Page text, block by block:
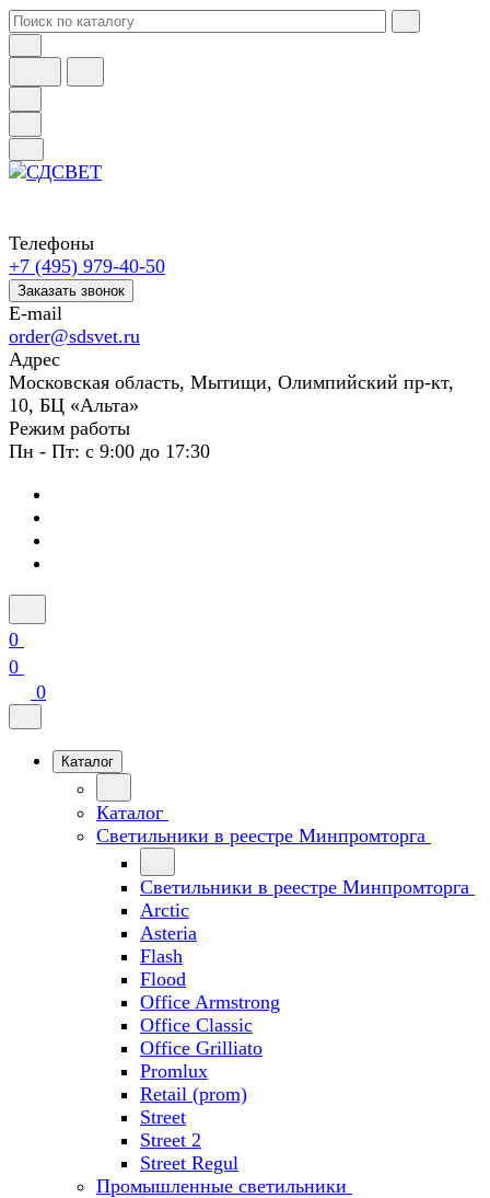
Телефоны
+7 (495) 979-40-50
Заказать звонок
E-mail
order@sdsvet.ru
Адрес
Московская область, Мытищи, Олимпийский пр-кт,
10, БЦ «Альта»
Режим работы
Пн - Пт: с 9:00 до 17:30
0
0
0
Каталог
Каталог
Светильники в реестре Минпромторга
Светильники в реестре Минпромторга
Arctic
Asteria
Flash
Flood
Office Armstrong
Office Classic
Office Grilliato
Promlux
Retail (prom)
Street
Street 2
Street Regul
Промышленные светильники